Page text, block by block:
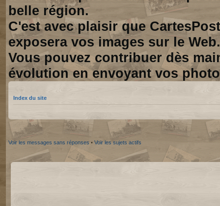
belle région.
C'est avec plaisir que
exposera vos images sur le Web.
Vous pouvez contribuer dès
évolution en envoyant vos
Index du site
Voir les messages sans réponses • Voir les sujets actifs